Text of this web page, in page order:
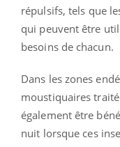
répulsifs, tels que
qui peuvent être
besoins de chacun.
Dans les zones
moustiquaires
également être
nuit lorsque ces